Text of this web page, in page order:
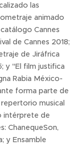
las
animado
Cannes
de Cannes 2018;
de Jiráfrica
y "El film justifica
Rabia México-
forma parte de
musical
intérprete de
ChanequeSon,
y Ensamble